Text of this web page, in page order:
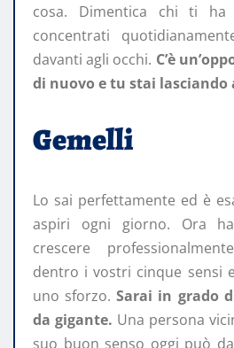
cosa. Dimentica chi ti
concentrati
davanti agli occhi. C’è
di nuovo e tu stai lasciando
Gemelli
Lo sai perfettamente ed è
aspiri ogni giorno. Ora
crescere
dentro i vostri cinque sensi
uno sforzo.Sarai in grado
da gigante. Una persona
suo buon senso oggi può